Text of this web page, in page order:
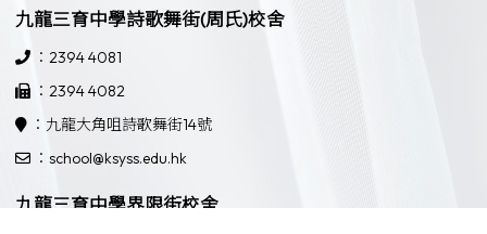
九龍三育中學詩歌舞街(周氏)校舍
：2394 4081
：2394 4082
：九龍大角咀詩歌舞街14號
：school@ksyss.edu.hk
九龍三育中學界限街校舍